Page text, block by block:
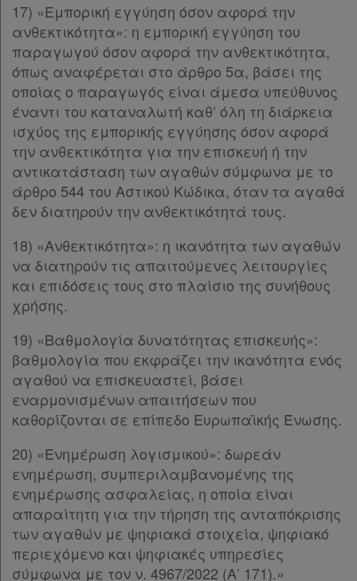
Παρ.4
Παρ.5
Παρ.6
Παρ.7
Παρ.8
Παρ.9
Παρ.10
Παρ.11
Παρ.11α
Παρ.12
Παρ.13
Παρ.14
Άρθρο 7α [-]
Παρ.1
Παρ.2
Παρ.4
Παρ.4α
Παρ.5
Παρ.6
Παρ.7
Άρθρο 8
[-]
Παρ.1
Παρ.2
Παρ.3
Παρ.4
Παρ.5
17) «Εμπορική εγγύηση όσον αφορά την
ανθεκτικότητα»: η εμπορική εγγύηση του
παραγωγού όσον αφορά την ανθεκτικότητα,
όπως αναφέρεται στο άρθρο 5α, βάσει της
οποίας ο παραγωγός είναι άμεσα υπεύθυνος
έναντι του καταναλωτή καθ’ όλη τη διάρκεια
ισχύος της εμπορικής εγγύησης όσον αφορά
την ανθεκτικότητα για την επισκευή ή την
αντικατάσταση των αγαθών σύμφωνα με το
άρθρο 544 του Αστικού Κώδικα, όταν τα αγαθά
δεν διατηρούν την ανθεκτικότητά τους.
18) «Ανθεκτικότητα»: η ικανότητα των αγαθών
να διατηρούν τις απαιτούμενες λειτουργίες
και επιδόσεις τους στο πλαίσιο της συνήθους
χρήσης.
19) «Βαθμολογία δυνατότητας επισκευής»:
βαθμολογία που εκφράζει την ικανότητα ενός
αγαθού να επισκευαστεί, βάσει
εναρμονισμένων απαιτήσεων που
καθορίζονται σε επίπεδο Ευρωπαϊκής Ένωσης.
20) «Ενημέρωση λογισμικού»: δωρεάν
ενημέρωση, συμπεριλαμβανομένης της
ενημέρωσης ασφαλείας, η οποία είναι
απαραίτητη για την τήρηση της ανταπόκρισης
των αγαθών με ψηφιακά στοιχεία, ψηφιακό
περιεχόμενο και ψηφιακές υπηρεσίες
σύμφωνα με τον ν. 4967/2022 (Α’ 171).»